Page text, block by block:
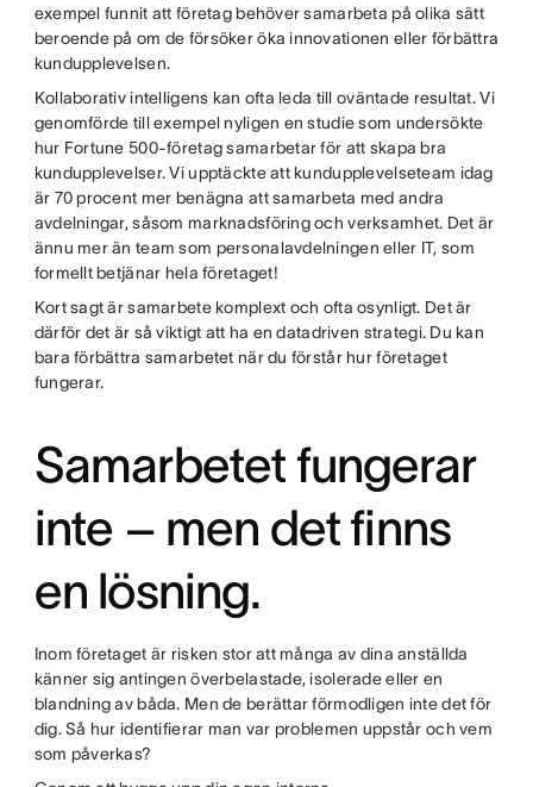
exempel funnit att företag behöver samarbeta på olika sätt
beroende på om de försöker öka innovationen eller förbättra
kundupplevelsen.
Kollaborativ intelligens kan ofta leda till oväntade resultat. Vi
genomförde till exempel nyligen en studie som undersökte
hur Fortune 500-företag samarbetar för att skapa bra
kundupplevelser. Vi upptäckte att kundupplevelseteam idag
är 70 procent mer benägna att samarbeta med andra
avdelningar, såsom marknadsföring och verksamhet. Det är
ännu mer än team som personalavdelningen eller IT, som
formellt betjänar hela företaget!
Kort sagt är samarbete komplext och ofta osynligt. Det är
därför det är så viktigt att ha en datadriven strategi. Du kan
bara förbättra samarbetet när du förstår hur företaget
fungerar.
Samarbetet fungerar
inte – men det finns
en lösning.
Inom företaget är risken stor att många av dina anställda
känner sig antingen överbelastade, isolerade eller en
blandning av båda. Men de berättar förmodligen inte det för
dig. Så hur identifierar man var problemen uppstår och vem
som påverkas?